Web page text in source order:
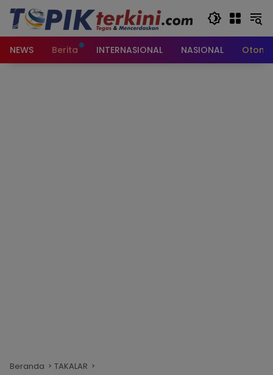
Langsung
konten
NEWS
Berita INTERNASIONAL NASIONAL
Beranda TAKALAR